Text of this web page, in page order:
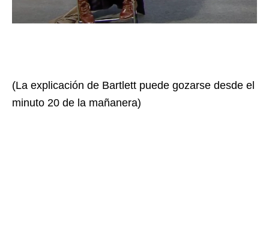
(La explicación de Bartlett puede gozarse desde el
minuto 20 de la mañanera)